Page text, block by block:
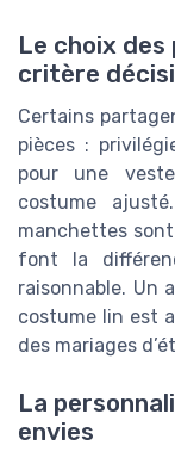
Le choix
critère
Certains
pièces :
pour une
costume
manchettes
font la
raisonnable. Un
costume lin est
des mariages
La
envies